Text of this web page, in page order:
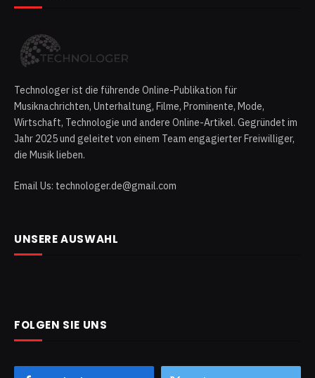
Technologer ist die führende Online-Publikation für
Musiknachrichten, Unterhaltung, Filme, Prominente, Mode,
Wirtschaft, Technologie und andere Online-Artikel. Gegründet im
Jahr 2025 und geleitet von einem Team engagierter Freiwilliger,
die Musik lieben.
Email Us: technologer.de@gmail.com
UNSERE AUSWAHL
FOLGEN SIE UNS